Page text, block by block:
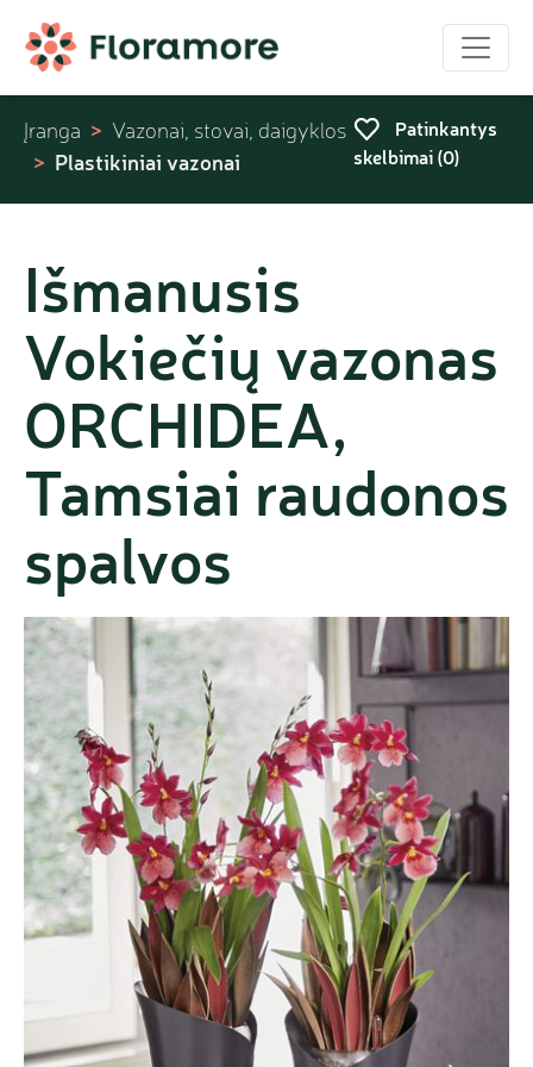
Įranga Vazonai, stovai, daigyklos
Plastikiniai vazonai
Patinkantys
skelbimai (0)
Išmanusis
Vokiečių vazonas
ORCHIDEA,
Tamsiai raudonos
spalvos